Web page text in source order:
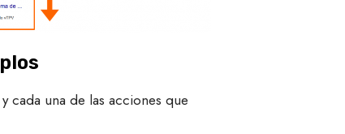
cada una de las acciones que